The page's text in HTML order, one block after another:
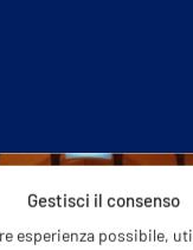
Gestisci il consenso
esperienza possibile,